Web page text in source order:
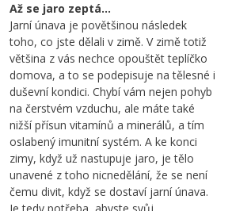
Až se jaro zeptá…
Jarní únava je povětšinou následek
toho, co jste dělali v zimě. V zimě totiž
většina z vás nechce opouštět teplíčko
domova, a to se podepisuje na tělesné i
duševní kondici. Chybí vám nejen pohyb
na čerstvém vzduchu, ale máte také
nižší přísun vitamínů a minerálů, a tím
oslabený imunitní systém. A ke konci
zimy, když už nastupuje jaro, je tělo
unavené z toho nicnedělání, že se není
čemu divit, když se dostaví jarní únava.